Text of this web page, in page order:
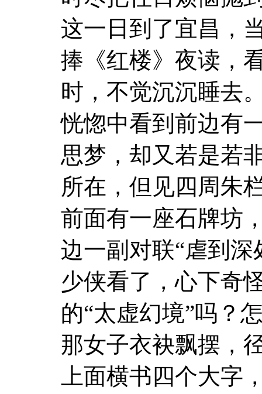
这一日到了宜昌，
捧《红楼》夜读，
时，不觉沉沉睡去
恍惚中看到前边有
思梦，却又若是若
所在，但见四周朱
前面有一座石牌坊
边一副对联“虐到
少侠看了，心下奇
的“太虚幻境”吗？
那女子衣袂飘摆，
上面横书四个大字